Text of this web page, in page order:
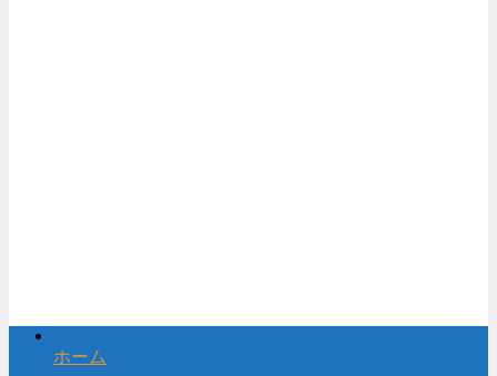
ホーム